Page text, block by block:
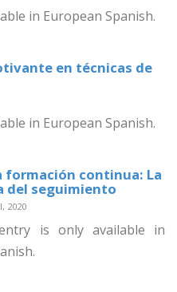
in European Spanish.
en técnicas de
in European Spanish.
formación continua: La
del seguimiento
2020
is only available in